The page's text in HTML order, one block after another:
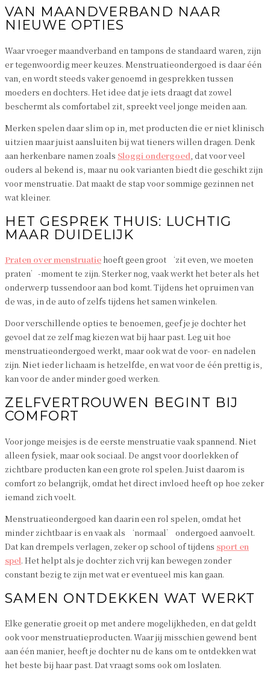
VAN MAANDVERBAND NAAR
NIEUWE OPTIES
Waar vroeger maandverband en tampons de standaard waren, zijn
er tegenwoordig meer keuzes. Menstruatieondergoed is daar één
van, en wordt steeds vaker genoemd in gesprekken tussen
moeders en dochters. Het idee dat je iets draagt dat zowel
beschermt als comfortabel zit, spreekt veel jonge meiden aan.
Merken spelen daar slim op in, met producten die er niet klinisch
uitzien maar juist aansluiten bij wat tieners willen dragen. Denk
aan herkenbare namen zoals Sloggi ondergoed , dat voor veel
ouders al bekend is, maar nu ook varianten biedt die geschikt zijn
voor menstruatie. Dat maakt de stap voor sommige gezinnen net
wat kleiner.
HET GESPREK THUIS: LUCHTIG
MAAR DUIDELIJK
Praten over menstruatie hoeft geen groot ‘zit even, we moeten
praten’-moment te zijn. Sterker nog, vaak werkt het beter als het
onderwerp tussendoor aan bod komt. Tijdens het opruimen van
de was, in de auto of zelfs tijdens het samen winkelen.
Door verschillende opties te benoemen, geef je je dochter het
gevoel dat ze zelf mag kiezen wat bij haar past. Leg uit hoe
menstruatieondergoed werkt, maar ook wat de voor- en nadelen
zijn. Niet ieder lichaam is hetzelfde, en wat voor de één prettig is,
kan voor de ander minder goed werken.
ZELFVERTROUWEN BEGINT BIJ
COMFORT
Voor jonge meisjes is de eerste menstruatie vaak spannend. Niet
alleen fysiek, maar ook sociaal. De angst voor doorlekken of
zichtbare producten kan een grote rol spelen. Juist daarom is
comfort zo belangrijk, omdat het direct invloed heeft op hoe zeker
iemand zich voelt.
Menstruatieondergoed kan daarin een rol spelen, omdat het
minder zichtbaar is en vaak als ‘normaal’ ondergoed aanvoelt.
Dat kan drempels verlagen, zeker op school of tijdens sport en
spel. Het helpt als je dochter zich vrij kan bewegen zonder
constant bezig te zijn met wat er eventueel mis kan gaan.
SAMEN ONTDEKKEN WAT WERKT
Elke generatie groeit op met andere mogelijkheden, en dat geldt
ook voor menstruatieproducten. Waar jij misschien gewend bent
aan één manier, heeft je dochter nu de kans om te ontdekken wat
het beste bij haar past. Dat vraagt soms ook om loslaten.